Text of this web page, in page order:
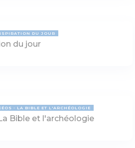
DU JOUR
du jour
- LA BIBLE ET L'ARCHÉOLOGIE
Bible et l'archéologie